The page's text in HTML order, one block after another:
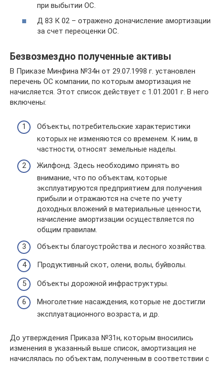
при выбытии ОС.
Д 83 К 02 – отражено доначисление амортизации
за счет переоценки ОС.
Безвозмездно полученные активы
В Приказе Минфина №34н от 29.07.1998 г. установлен
перечень ОС компании, по которым амортизация не
начисляется. Этот список действует с 1.01.2001 г. В него
включены:
Объекты, потребительские характеристики
которых не изменяются со временем. К ним, в
частности, относят земельные наделы.
Жилфонд. Здесь необходимо принять во
внимание, что по объектам, которые
эксплуатируются предприятием для получения
прибыли и отражаются на счете по учету
доходных вложений в материальные ценности,
начисление амортизации осуществляется по
общим правилам.
Объекты благоустройства и лесного хозяйства.
Продуктивный скот, олени, волы, буйволы.
Объекты дорожной инфраструктуры.
Многолетние насаждения, которые не достигли
эксплуатационного возраста, и др.
До утверждения Приказа №31н, которым вносились
изменения в указанный выше список, амортизация не
начислялась по объектам, полученным в соответствии с